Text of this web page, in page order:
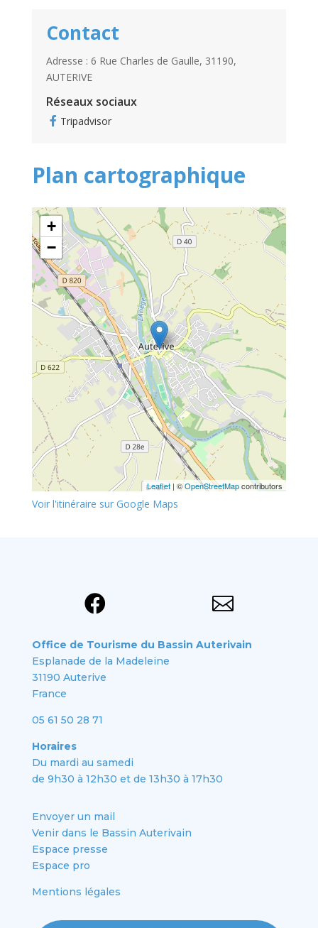
Contact
Adresse : 6 Rue Charles de Gaulle, 31190,
AUTERIVE
Réseaux sociaux
Tripadvisor
Plan cartographique
+
−
Leaflet| ©OpenStreetMapcontributors
Voir l'itinéraire sur Google Maps
 
Office de Tourisme du Bassin Auterivain
Esplanade de la Madeleine
31190 Auterive
France
05 61 50 28 71
Horaires
Du mardi au samedi
de 9h30 à 12h30 et de 13h30 à 17h30
Envoyer un mail
Venir dans le Bassin Auterivain
Espace presse
Espace pro
Mentions légales